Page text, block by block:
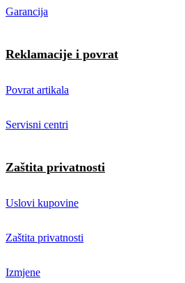
Garancija
Reklamacije i povrat
Povrat artikala
Servisni centri
Zaštita privatnosti
Uslovi kupovine
Zaštita privatnosti
Izmjene